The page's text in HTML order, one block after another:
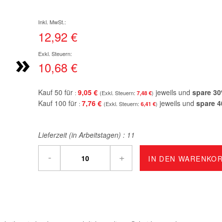
»
12,92 €
10,68 €
Kauf 50 für 9,05 € 7,48 € jeweils und spare 30
Kauf 100 für 7,76 € 6,41 € jeweils und spare
Lieferzeit (in Arbeitstagen) : 11
- + IN DEN